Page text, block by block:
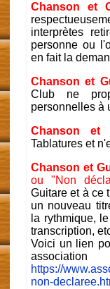
Chanson et
interprètes
personne ou
en fait la
Chanson et
Club ne
personnelles à
Chanson et
Tablatures et
Chanson et
ou "Non
Guitare et à ce
un nouveau
la rythmique,
transcription,
Voici un lien
https://
non-